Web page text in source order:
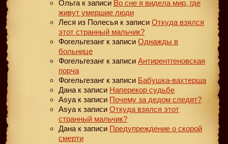
Ольга к записи Во сне я видела мир, где
живут умершие люди
Леся из Полесья к записи Откуда взялся
этот странный мальчик?
Фогельгезанг к записи Однажды в
больнице
Фогельгезанг к записи Антирентгеновская
порча
Фогельгезанг к записи Бабушка-вахтерша
Дана к записи Наперекор судьбе
Asya к записи Почему за дедом следят?
Asya к записи Откуда взялся этот
странный мальчик?
Дана к записи Предупреждение о скорой
смерти